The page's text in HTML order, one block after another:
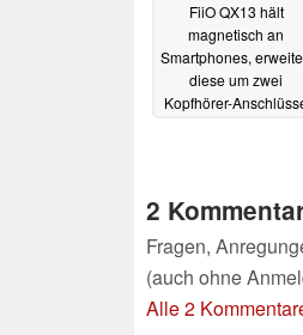
FiiO QX13 hält
magnetisch an
Smartphones,
diese um zwei
Kopfhörer-
2
Fragen,
(auch ohne
Alle 2